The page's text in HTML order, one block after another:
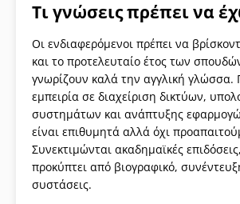
Τι γνώσεις πρέπει να
Οι ενδιαφερόμενοι πρέπει να
και το προτελευταίο έτος των
γνωρίζουν καλά την αγγλική γλώσσα.
εμπειρία σε διαχείριση δικτύων,
συστημάτων και ανάπτυξης
είναι επιθυμητά αλλά όχι
Συνεκτιμώνται ακαδημαϊκές
προκύπτει από βιογραφικό,
συστάσεις.